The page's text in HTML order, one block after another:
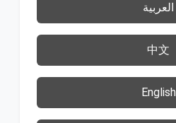
العربية
中文
English